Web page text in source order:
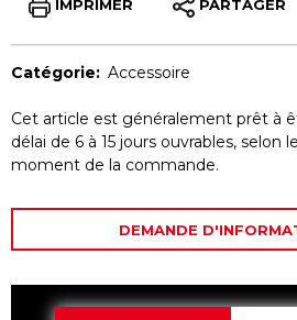
IMPRIMER PARTAGER
Catégorie: Accessoire
Cet article est généralement prêt à
délai de 6 à 15 jours ouvrables, selon
moment de la commande.
DEMANDE